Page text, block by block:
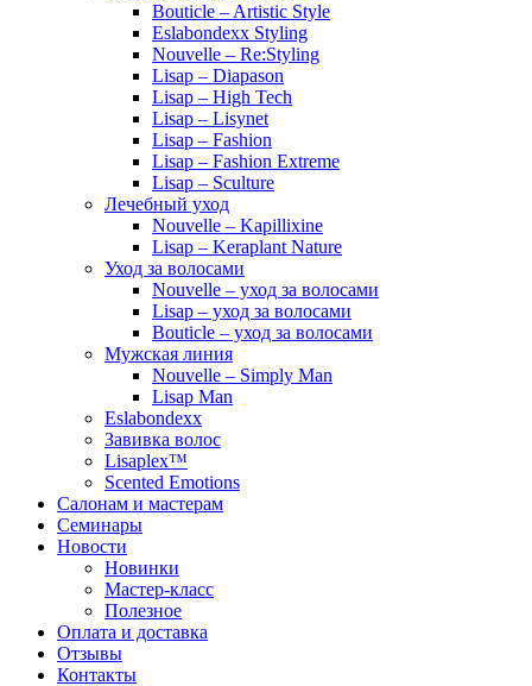
Bouticle – Artistic Style
Eslabondexx Styling
Nouvelle – Re:Styling
Lisap – Diapason
Lisap – High Tech
Lisap – Lisynet
Lisap – Fashion
Lisap – Fashion Extreme
Lisap – Sculture
Лечебный уход
Nouvelle – Kapillixine
Lisap – Keraplant Nature
Уход за волосами
Nouvelle – уход за волосами
Lisap – уход за волосами
Bouticle – уход за волосами
Мужская линия
Nouvelle – Simply Man
Lisap Man
Eslabondexx
Завивка волос
Lisaplex™
Scented Emotions
Салонам и мастерам
Семинары
Новости
Новинки
Мастер-класс
Полезное
Оплата и доставка
Отзывы
Контакты